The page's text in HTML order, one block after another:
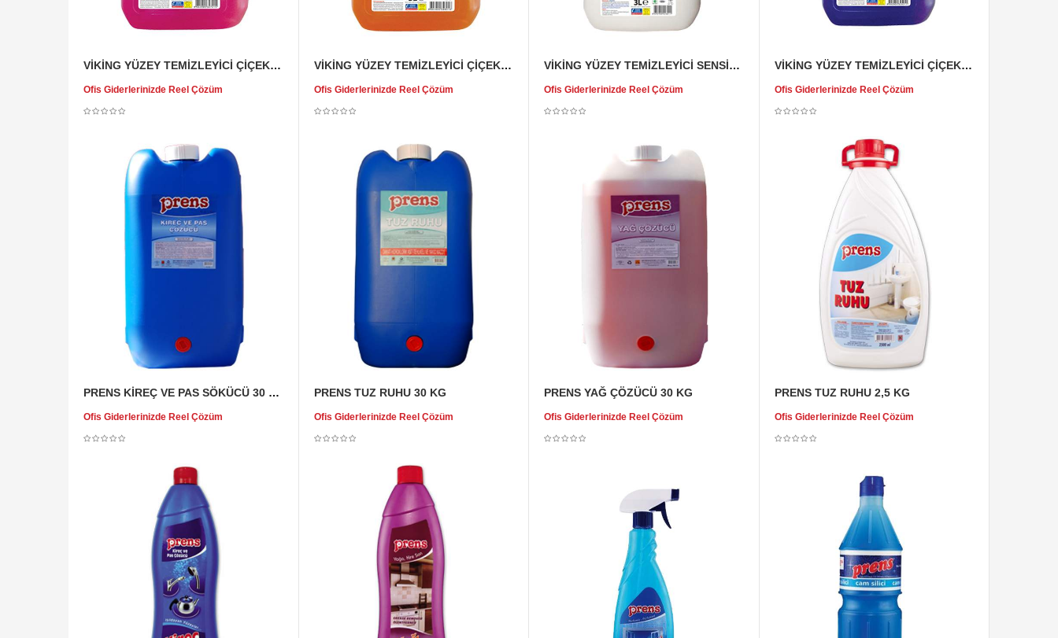
VİKİNG YÜZEY TEMİZLEYİCİ ÇİÇEKLERİN BAYRAMI 3 LT
Ofis Giderlerinizde Reel Çözüm
VİKİNG YÜZEY TEMİZLEYİCİ ÇİÇEKLERİN DANSI 3 LT
Ofis Giderlerinizde Reel Çözüm
VİKİNG YÜZEY TEMİZLEYİCİ SENSİTİVE 3 LT
Ofis Giderlerinizde Reel Çözüm
VİKİNG YÜZEY TEMİZLEYİCİ ÇİÇEKLERİN BÜYÜSÜ 3 LT
Ofis Giderlerinizde Reel Çözüm
PRENS KİREÇ VE PAS SÖKÜCÜ 30 KG
Ofis Giderlerinizde Reel Çözüm
PRENS TUZ RUHU 30 KG
Ofis Giderlerinizde Reel Çözüm
PRENS YAĞ ÇÖZÜCÜ 30 KG
Ofis Giderlerinizde Reel Çözüm
PRENS TUZ RUHU 2,5 KG
Ofis Giderlerinizde Reel Çözüm